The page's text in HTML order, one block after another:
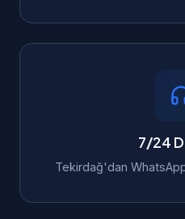
7/24
Tekirdağ'dan